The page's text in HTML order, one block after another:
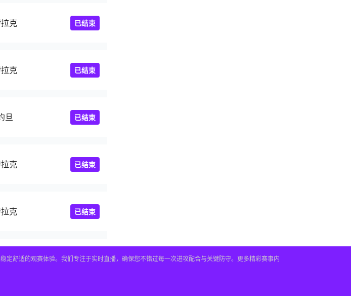
克 已结束
克 已结束
旦 已结束
克 已结束
克 已结束
舒适的观赛体验。我们专注于实时直播，确保您不错过每一次进攻配合与关键防守。更多精彩赛事内